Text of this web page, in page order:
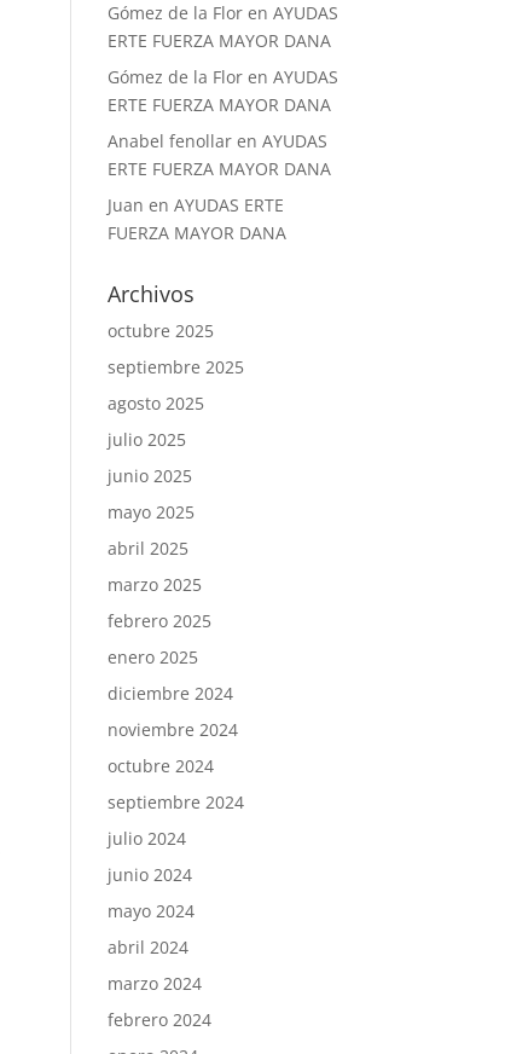
Gómez de la Flor enAYUDAS
ERTE FUERZA MAYOR DANA
Gómez de la Flor enAYUDAS
ERTE FUERZA MAYOR DANA
Anabel fenollar enAYUDAS
ERTE FUERZA MAYOR DANA
Juan enAYUDAS ERTE
FUERZA MAYOR DANA
Archivos
octubre 2025
septiembre 2025
agosto 2025
julio 2025
junio 2025
mayo 2025
abril 2025
marzo 2025
febrero 2025
enero 2025
diciembre 2024
noviembre 2024
octubre 2024
septiembre 2024
julio 2024
junio 2024
mayo 2024
abril 2024
marzo 2024
febrero 2024